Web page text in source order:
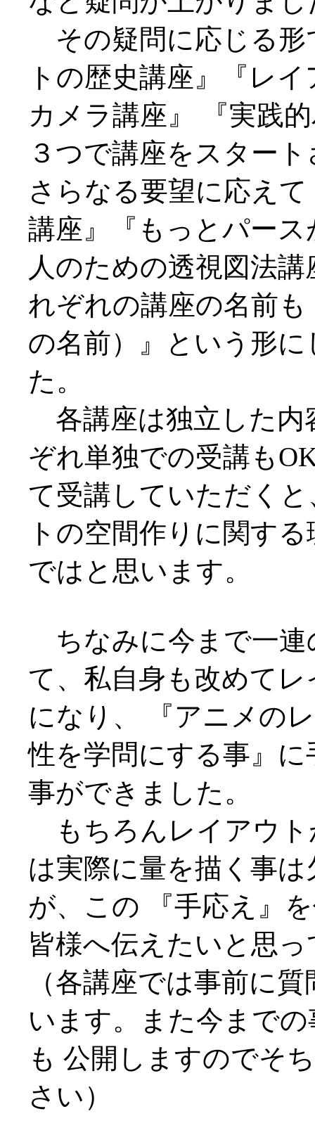
その疑問に応じる形
トの歴史講座』『レ
カメラ講座』 『実践
３つで講座をスター
さらなる要望に応え
講座』『もっとパー
人のための透視図法
れぞれの講座の名前
の名前）』という形
た。
各講座は独立した内
ぞれ単独での受講も
て受講していただく
トの空間作りに関す
ではと思います。
ちなみに今まで一連
て、私自身も改めて
になり、 『アニメの
性を学問にする事』
事ができました。
もちろんレイアウト
は実際に量を描く事
が、この 『手応え』
皆様へ伝えたいと思
（各講座では事前に
います。また今まで
も 公開しますのでそ
さい）